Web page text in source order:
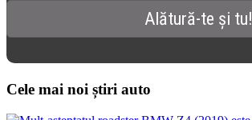
Cele mai noi știri auto